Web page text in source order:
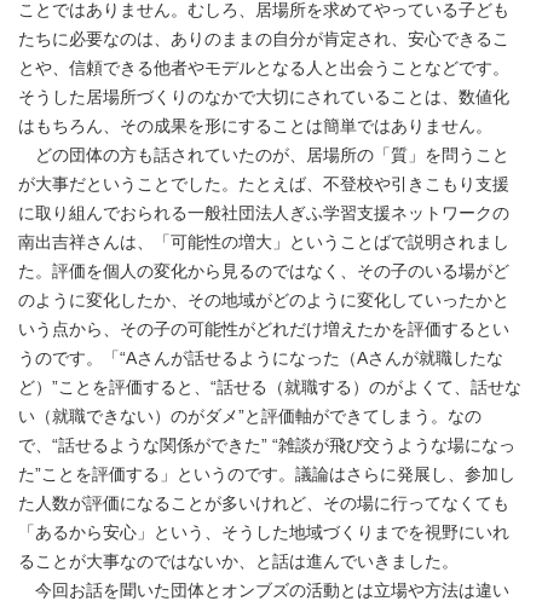
ことではありません。むしろ、居場所を求めてやっている子ども
たちに必要なのは、ありのままの自分が肯定され、安心できるこ
とや、信頼できる他者やモデルとなる人と出会うことなどです。
そうした居場所づくりのなかで大切にされていることは、数値化
はもちろん、その成果を形にすることは簡単ではありません。
どの団体の方も話されていたのが、居場所の「質」を問うこと
が大事だということでした。たとえば、不登校や引きこもり支援
に取り組んでおられる一般社団法人ぎふ学習支援ネットワークの
南出吉祥さんは、「可能性の増大」ということばで説明されまし
た。評価を個人の変化から見るのではなく、その子のいる場がど
のように変化したか、その地域がどのように変化していったかと
いう点から、その子の可能性がどれだけ増えたかを評価するとい
うのです。「“Aさんが話せるようになった（Aさんが就職したな
ど）”ことを評価すると、“話せる（就職する）のがよくて、話せな
い（就職できない）のがダメ”と評価軸ができてしまう。なの
で、“話せるような関係ができた” “雑談が飛び交うような場になっ
た”ことを評価する」というのです。議論はさらに発展し、参加し
た人数が評価になることが多いけれど、その場に行ってなくても
「あるから安心」という、そうした地域づくりまでを視野にいれ
ることが大事なのではないか、と話は進んでいきました。
今回お話を聞いた団体とオンブズの活動とは立場や方法は違い